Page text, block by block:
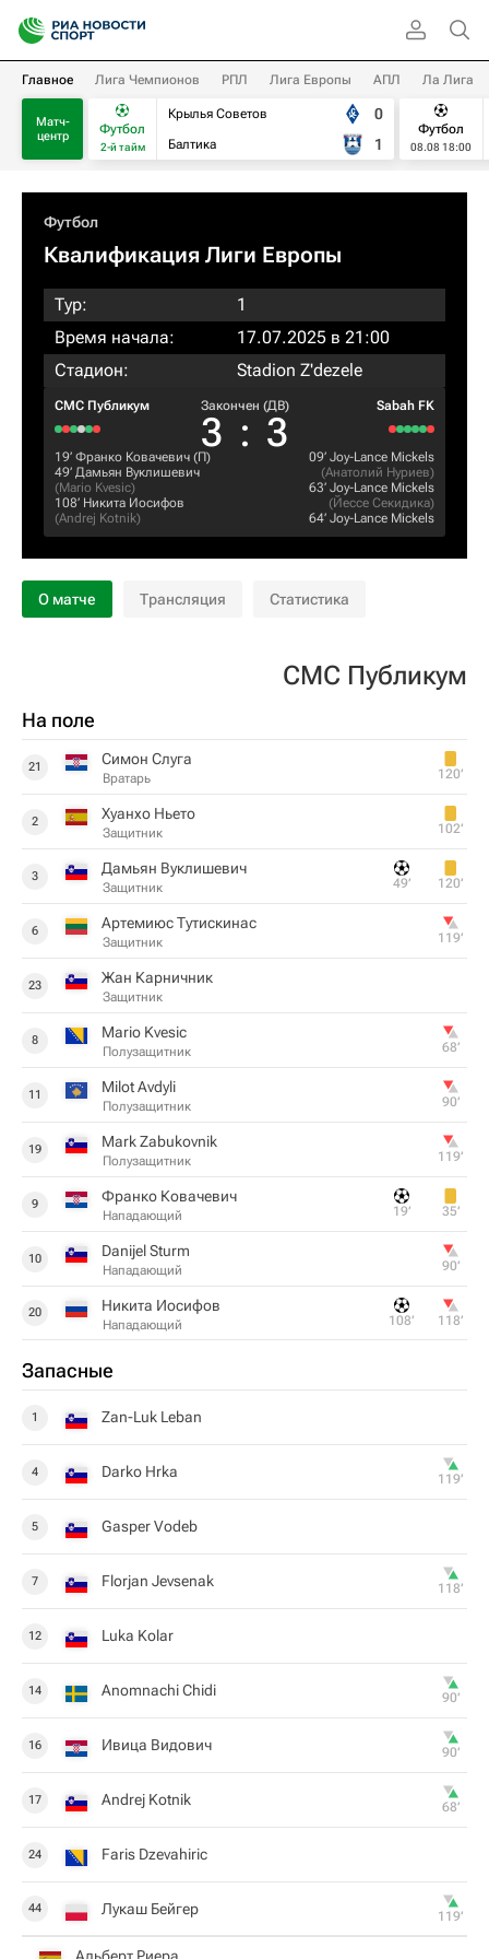
Главное Лига Чемпионов РПЛ Лига Европы АПЛ Ла Лига
Матч-
центр
Футбол
2-й тайм
Крылья Советов
Балтика
0
1
Футбол
08.08 18:00
Футбол
Квалификация Лиги Европы
Тур:
1
Время начала:
17.07.2025 в 21:00
Стадион:
Stadion Z'dezele
СМС Публикум Закончен (ДВ)
3 : 3
Sabah FK
19‎’‎ Франко Ковачевич (П)
49‎’‎ Дамьян Вуклишевич
(Mario Kvesic)
108‎’‎ Никита Иосифов
(Andrej Kotnik)
09‎’‎ Joy-Lance Mickels
(Анатолий Нуриев)
63‎’‎ Joy-Lance Mickels
(Йессе Секидика)
64‎’‎ Joy-Lance Mickels
О матче Трансляция Статистика
СМС Публикум
На поле
21 Симон Слуга
Вратарь 120‎’‎
2 Хуанхо Ньето
Защитник 102‎’‎
3 Дамьян Вуклишевич
Защитник 49‎’‎ 120‎’‎
6 Артемиюс Тутискинас
Защитник 119‎’‎
23 Жан Карничник
Защитник
8 Mario Kvesic
Полузащитник 68‎’‎
11 Milot Avdyli
Полузащитник 90‎’‎
19 Mark Zabukovnik
Полузащитник 119‎’‎
9 Франко Ковачевич
Нападающий 19‎’‎ 35‎’‎
10 Danijel Sturm
Нападающий 90‎’‎
20 Никита Иосифов
Нападающий 108‎’‎ 118‎’‎
Запасные
1 Zan-Luk Leban
4 Darko Hrka 119‎’‎
5 Gasper Vodeb
7 Florjan Jevsenak 118‎’‎
12 Luka Kolar
14 Anomnachi Chidi 90‎’‎
16 Ивица Видович 90‎’‎
17 Andrej Kotnik 68‎’‎
24 Faris Dzevahiric
44 Лукаш Бейгер 119‎’‎
Альберт Риера